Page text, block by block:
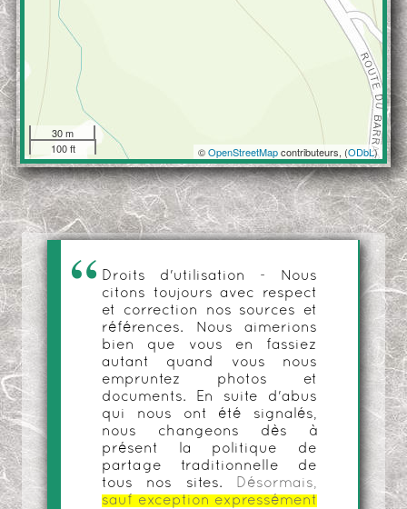
30 m
100 ft
©OpenStreetMapcontributeurs, (ODbL)
Droits d'utilisation - Nous
citons toujours avec respect
et correction nos sources et
références. Nous aimerions
bien que vous en fassiez
autant quand vous nous
empruntez photos et
documents. En suite d'abus
qui nous ont été signalés,
nous changeons dès à
présent la politique de
partage traditionnelle de
tous nos sites.
Désormais,
sauf exception expressément